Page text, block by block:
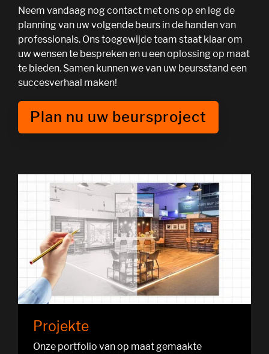
Neem vandaag nog contact met ons op en leg de
planning van uw volgende beurs in de handen van
professionals. Ons toegewijde team staat klaar om
uw wensen te bespreken en u een oplossing op maat
te bieden. Samen kunnen we van uw beursstand een
succesverhaal maken!
Plan nu uw beursproject
Projekte
Onze portfolio van op maat gemaakte